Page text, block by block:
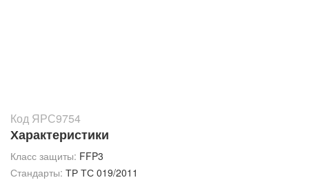
Код ЯРС9754
Характеристики
Класс защиты: FFP3
Стандарты: ТР ТС 019/2011